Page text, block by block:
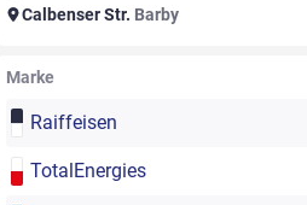
Calbenser Str. Barby
Marke
Raiffeisen
TotalEnergies